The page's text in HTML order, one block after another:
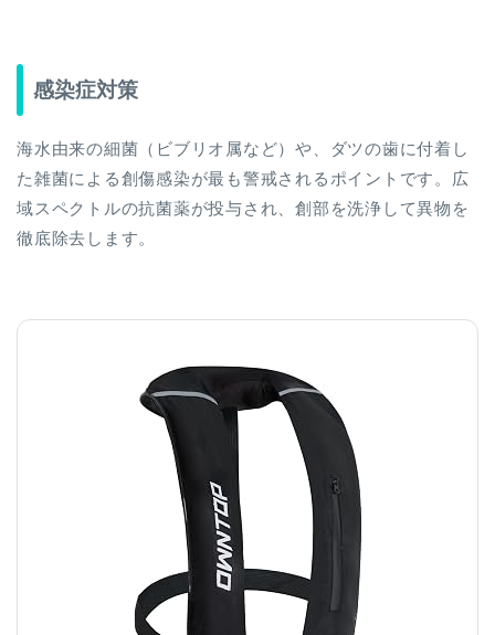
感染症対策
海水由来の細菌（ビブリオ属など）や、ダツの歯に付着し
た雑菌による創傷感染が最も警戒されるポイントです。広
域スペクトルの抗菌薬が投与され、創部を洗浄して異物を
徹底除去します。